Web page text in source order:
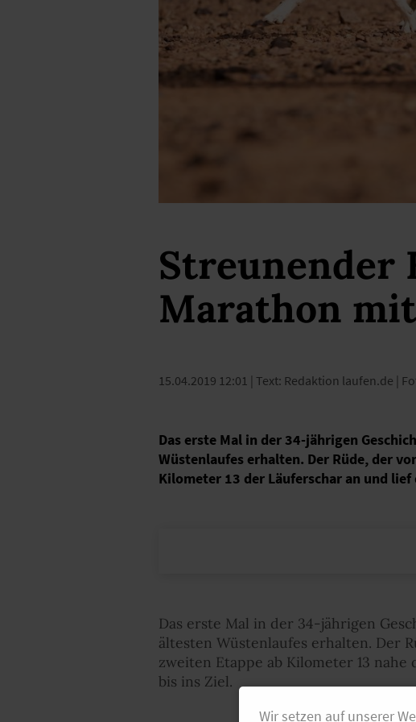
Streunender
Marathon mit
15.04.2019 12:01 | Text: Redaktion laufen.de |
Das erste Mal in der 34-jährigen
Wüstenlaufes erhalten. Der Rüde, der
Kilometer 13 der Läuferschar an und
Das erste Mal in der 34-jährigen
ältesten Wüstenlaufes erhalten. Der
zweiten Etappe ab Kilometer 13
bis ins Ziel.
Wir setzen auf unserer